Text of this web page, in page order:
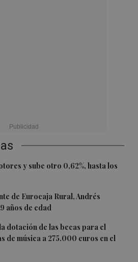
y sube otro 0,62%, hasta los
de Eurocaja Rural, Andrés
años de edad
dotación de las becas para el
de música a 275.000 euros en el